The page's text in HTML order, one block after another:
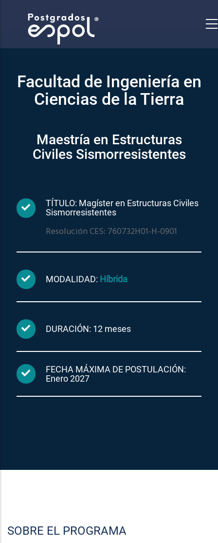
contenido
principal
Facultad de Ingeniería en
Ciencias de la Tierra
Maestría en Estructuras
Civiles Sismorresistentes
TÍTULO: Magíster en Estructuras Civiles
Sismorresistentes
Resolución CES: 760732H01-H-0901
MODALIDAD: Híbrida
DURACIÓN: 12 meses
FECHA MÁXIMA DE POSTULACIÓN:
Enero 2027
SOBRE EL PROGRAMA